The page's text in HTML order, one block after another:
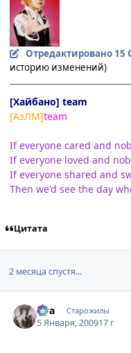
Отредактировано 15
историю изменений)
[Хайбано] team
[АзЛМ]team
If everyone cared and
If everyone loved and
If everyone shared and
Then we'd see the day
Цитата
2 месяца спустя...
aira Старожилы
5 Января, 200917 г